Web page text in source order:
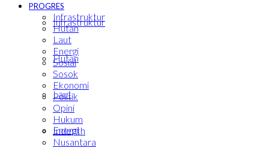
Infrastruktur
Hutan
Laut
Energi
PROGRES
Infrastruktur
Hutan
Laut
Energi
Sosial
Sosok
Ekonomi
Politik
Opini
Hukum
Indepth
Nusantara